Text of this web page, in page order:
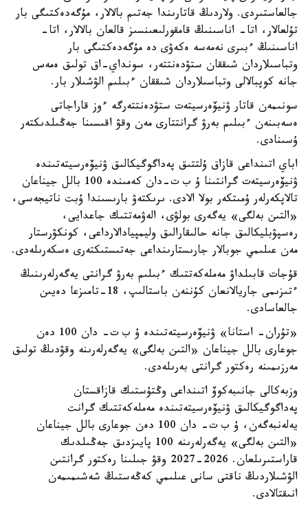
جالعاستىردى. ولاردىڭ قاتارىندا جەتىم بالالار، مۇگەدەكتىگى بار
تۇلعالار، اتا- اناسىنىڭ قامقورلىعىنسىز قالعان بالالار، اتا-
اناسىنىڭ ءبىرى نەمەسە ەكەۋى دە مۇگەدەكتىگى بار
وتباسىلاردان شىققان ستۋدەنتتەر، سونداي-اق تولىق ەمەس
جانە كوپبالالى وتباسىلاردان شىققان ءبىلىم الۋشىلار بار.
سونىمەن قاتار ۋنيۆەرسيتەت ستۋدەنتتەرگە ءوز قاراجاتى
ەسەبىنەن ءبىلىم بەرۋ گرانتتارى مەن وقۋ اقىسىنا جەڭىلدىكتەر
ۇسىنادى.
اباي اتىنداعى قازاق ۇلتتىق پەداگوگيكالىق ۋنيۆەرسيتەتىندە
ۋنيۆەرسيتەت گرانتىنا ۇ ب ت-دان كەمىندە 100 بالل جيناعان
تالاپكەرلەر ۇمىتكەر بولا الادى. ىرىكتەۋ بارىسىندا ۇبت ناتيجەسى،
«التىن بەلگى» يەگەرى بولۋى، الەۋمەتتىك جاعدايى،
رەسپۋبليكالىق جانە حالىقارالىق وليمپيادالارداعى، كونكۋرستار
مەن عىلىمي جوبالار جارىستارىنداعى جەتىستىكتەرى ەسكەرىلەدى.
قۇجات قابىلداۋ مەملەكەتتىك ءبىلىم بەرۋ گرانتى يەگەرلەرىنىڭ
ءتىزىمى جاريالانعان كۇننەن باستالىپ، 18-تامىزعا دەيىن
جالعاسادى.
«تۇران- استانا» ۋنيۆەرسيتەتىندە ۇ ب ت- دان 100 دەن
جوعارى بالل جيناعان «التىن بەلگى» يەگەرلەرىنە وقۋدىڭ تولىق
مەرزىمىنە رەكتور گرانتى بەرىلەدى.
وزبەكالى جانىبەكوۆ اتىنداعى وڭتۇستىك قازاقستان
پەداگوگيكالىق ۋنيۆەرسيتەتىندە مەملەكەتتىك گرانت
يەلەنبەگەن، ۇ ب ت- دان 100 دەن جوعارى بالل جيناعان
«التىن بەلگى» يەگەرلەرىنە 100 پايىزدىق جەڭىلدىك
قاراستىرىلعان. 2026-2027 وقۋ جىلىنا رەكتور گرانتىن
الۋشىلاردىڭ ناقتى سانى عىلىمي كەڭەستىڭ شەشىمىمەن
انىقتالادى.